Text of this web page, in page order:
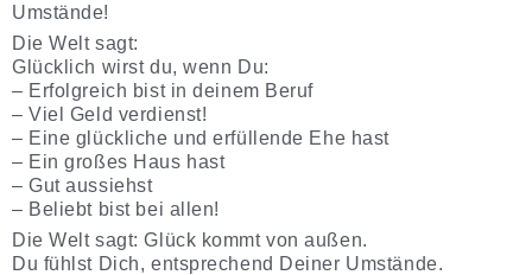
Umstände!
Die Welt sagt:
Glücklich wirst du, wenn Du:
– Erfolgreich bist in deinem Beruf
– Viel Geld verdienst!
– Eine glückliche und erfüllende Ehe hast
– Ein großes Haus hast
– Gut aussiehst
– Beliebt bist bei allen!
Die Welt sagt: Glück kommt von außen.
Du fühlst Dich, entsprechend Deiner Umstände.